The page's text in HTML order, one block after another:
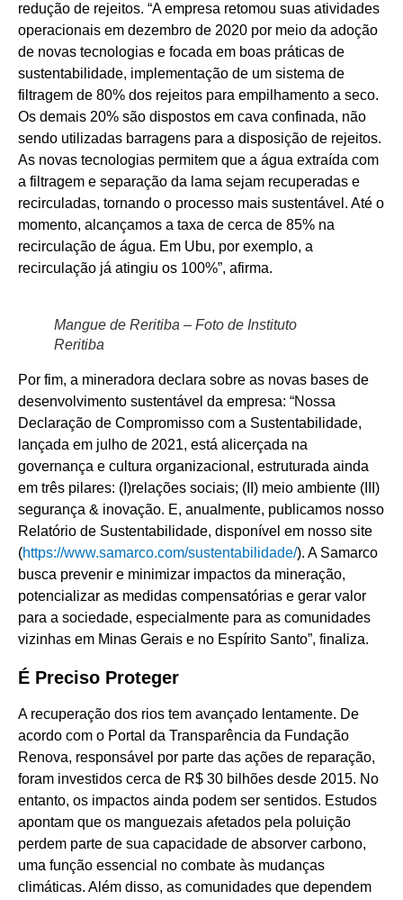
redução de rejeitos. “A empresa retomou suas atividades
operacionais em dezembro de 2020 por meio da adoção
de novas tecnologias e focada em boas práticas de
sustentabilidade, implementação de um sistema de
filtragem de 80% dos rejeitos para empilhamento a seco.
Os demais 20% são dispostos em cava confinada, não
sendo utilizadas barragens para a disposição de rejeitos.
As novas tecnologias permitem que a água extraída com
a filtragem e separação da lama sejam recuperadas e
recirculadas, tornando o processo mais sustentável. Até o
momento, alcançamos a taxa de cerca de 85% na
recirculação de água. Em Ubu, por exemplo, a
recirculação já atingiu os 100%”, afirma.
Mangue de Reritiba – Foto de Instituto
Reritiba
Por fim, a mineradora declara sobre as novas bases de
desenvolvimento sustentável da empresa: “Nossa
Declaração de Compromisso com a Sustentabilidade,
lançada em julho de 2021, está alicerçada na
governança e cultura organizacional, estruturada ainda
em três pilares: (I)relações sociais; (II) meio ambiente (III)
segurança & inovação. E, anualmente, publicamos nosso
Relatório de Sustentabilidade, disponível em nosso site
(https://www.samarco.com/sustentabilidade/). A Samarco
busca prevenir e minimizar impactos da mineração,
potencializar as medidas compensatórias e gerar valor
para a sociedade, especialmente para as comunidades
vizinhas em Minas Gerais e no Espírito Santo”, finaliza.
É Preciso Proteger
A recuperação dos rios tem avançado lentamente. De
acordo com o Portal da Transparência da Fundação
Renova, responsável por parte das ações de reparação,
foram investidos cerca de R$ 30 bilhões desde 2015. No
entanto, os impactos ainda podem ser sentidos. Estudos
apontam que os manguezais afetados pela poluição
perdem parte de sua capacidade de absorver carbono,
uma função essencial no combate às mudanças
climáticas. Além disso, as comunidades que dependem